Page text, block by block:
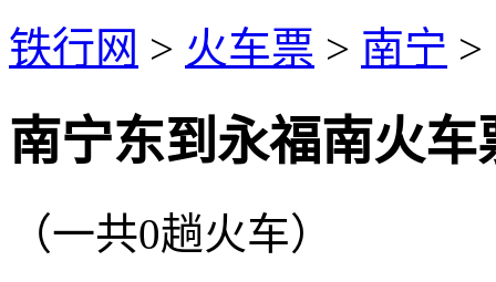
铁行网 > 火车票 > 南宁 >
南宁东到永福南火车
（一共0趟火车）